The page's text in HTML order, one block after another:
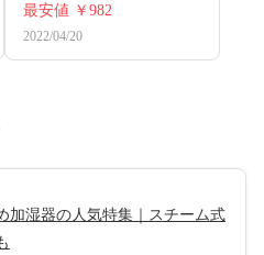
最安値 ￥982
2022/04/20
加湿器の人気特集｜スチーム式